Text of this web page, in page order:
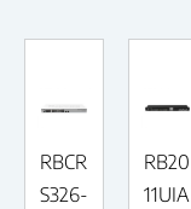
RBCR
S326-
RB20
11UIA